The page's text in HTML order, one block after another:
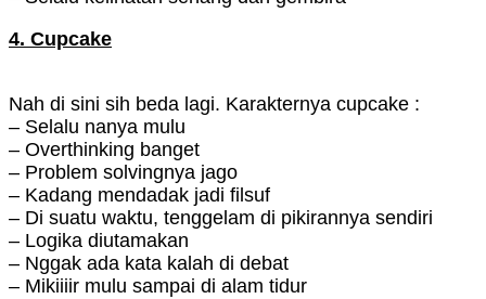
4. Cupcake
Nah di sini sih beda lagi. Karakternya cupcake :
– Selalu nanya mulu
– Overthinking banget
– Problem solvingnya jago
– Kadang mendadak jadi filsuf
– Di suatu waktu, tenggelam di pikirannya sendiri
– Logika diutamakan
– Nggak ada kata kalah di debat
– Mikiiiir mulu sampai di alam tidur